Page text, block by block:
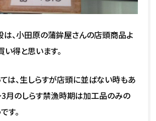
、小田原の蒲鉾屋さんの店頭商品よ
い得と思います。
は、生しらすが店頭に並ばない時もあ
3月のしらす禁漁時期は加工品のみの
す。